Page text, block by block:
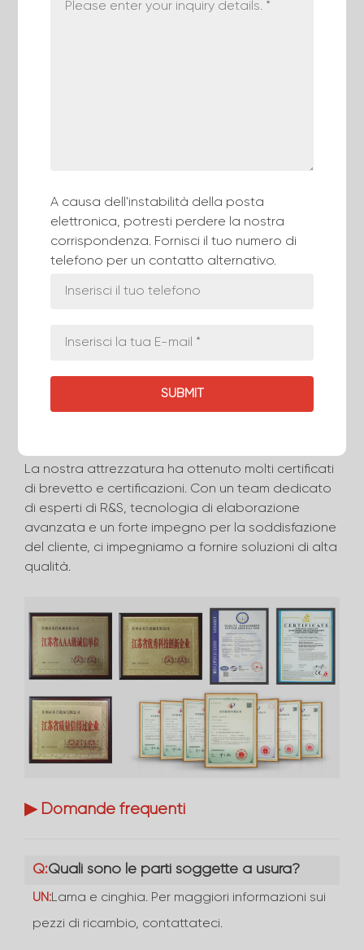
▶ Il nostro onore
La nostra attrezzatura ha ottenuto molti certificati
di brevetto e certificazioni. Con un team dedicato
di esperti di R&S, tecnologia di elaborazione
avanzata e un forte impegno per la soddisfazione
del cliente, ci impegniamo a fornire soluzioni di alta
qualità.
▶ Domande frequenti
Q:Quali sono le parti soggette a usura?
UN:Lama e cinghia. Per maggiori informazioni sui
pezzi di ricambio, contattateci.
A causa dell'instabilità della posta
elettronica, potresti perdere la nostra
corrispondenza. Fornisci il tuo numero di
telefono per un contatto alternativo.